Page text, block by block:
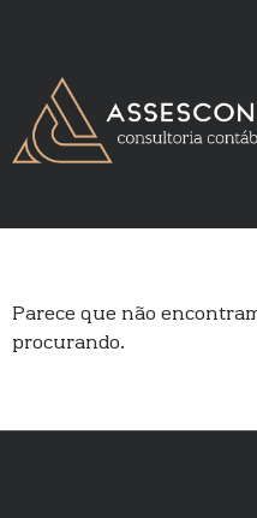
Parece que não
procurando.